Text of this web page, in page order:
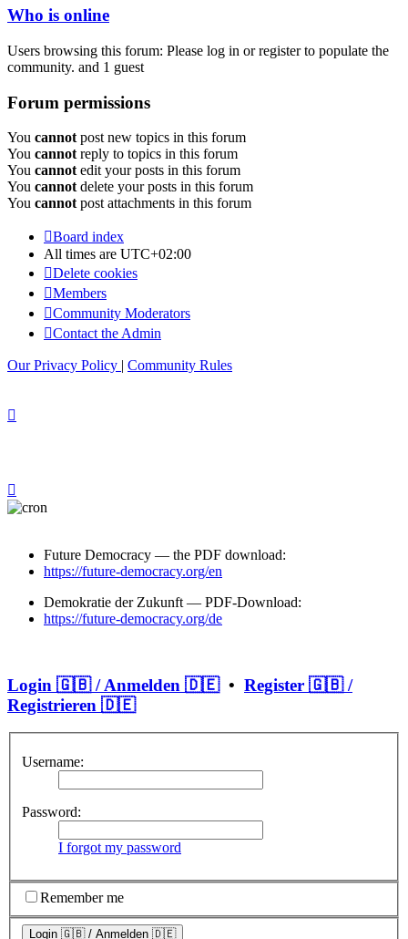
Who is online
Users browsing this forum: Please log in or register to populate the
community. and 1 guest
Forum permissions
You cannot post new topics in this forum
You cannot reply to topics in this forum
You cannot edit your posts in this forum
You cannot delete your posts in this forum
You cannot post attachments in this forum
Board index
All times are UTC+02:00
Delete cookies
Members
Community Moderators
Contact the Admin
Our Privacy Policy | Community Rules
Future Democracy — the PDF download:
https://future-democracy.org/en
Demokratie der Zukunft — PDF-Download:
https://future-democracy.org/de
Login 🇬🇧 / Anmelden 🇩🇪• Register 🇬🇧 /
Registrieren 🇩🇪
Username:
Password:
I forgot my password
Remember me